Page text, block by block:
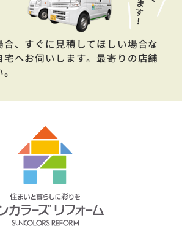
合、すぐに見積してほしい場合な
宅へお伺いします。最寄りの店舗